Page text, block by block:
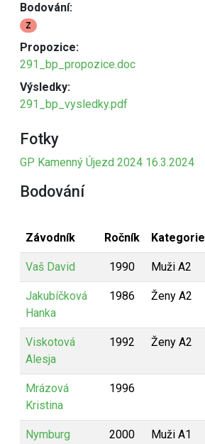
Bodování:
Z
Propozice:
291_bp_propozice.doc
Výsledky:
291_bp_vysledky.pdf
Fotky
GP Kamenný Újezd 2024 16.3.2024
Bodování
Závodník Ročník Kategorie
Vaš David 1990 Muži A2
Jakubíčková
Hanka
1986 Ženy A2
Viskotová
Alesja
1992 Ženy A2
Mrázová
Kristina
1996
Nymburg
2000 Muži A1